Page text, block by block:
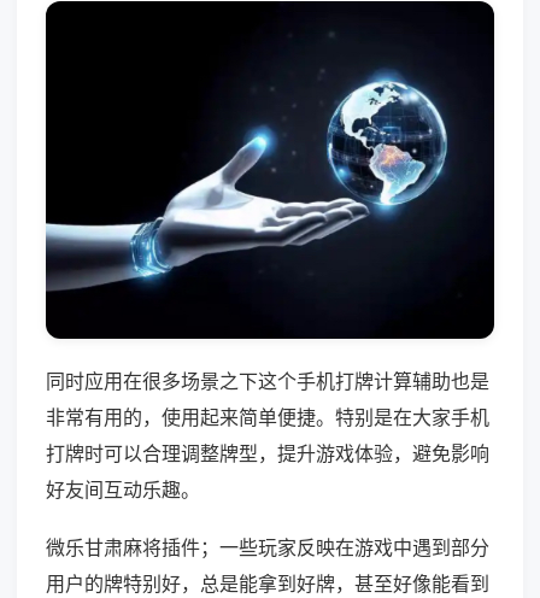
同时应用在很多场景之下这个手机打牌计算辅助也是
非常有用的，使用起来简单便捷。特别是在大家手机
打牌时可以合理调整牌型，提升游戏体验，避免影响
好友间互动乐趣。
微乐甘肃麻将插件；一些玩家反映在游戏中遇到部分
用户的牌特别好，总是能拿到好牌，甚至好像能看到